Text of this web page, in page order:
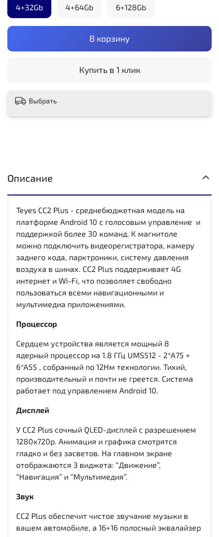
В корзину
Купить в 1 клик
4+32Gb 4+64Gb 6+128Gb
Выбрать
Описание
Teyes CC2 Plus - среднебюджетная модель на
платформе Android 10 с голосовым управление и
поддержкой более 30 команд. К магнитоле
можно подключить видеорегистратора, камеру
заднего хода, парктроники, систему давления
воздуха в шинах. CC2 Plus поддерживает 4G
интернет и Wi-Fi, что позволяет свободно
пользоваться всеми навигационными и
мультимедиа приложениями.
Процессор
Сердцем устройства является мощный 8
ядерный процессор на 1.8 ГГц UMS512 - 2*A75 +
6*A55 , собранный по 12Нм технологии. Тихий,
производительный и почти не греется. Система
работает под управлением Android 10.
Дисплей
У CC2 Plus сочный QLED-дисплей c разрешением
1280x720р. Анимация и графика смотрятся
гладко и без засветов. На главном экране
отображаются 3 виджета: “Движение”,
“Навигация” и “Мультимедия”.
Звук
CC2 Plus обеспечит чистое звучание музыки в
вашем автомобиле, а 16+16 полосный эквалайзер